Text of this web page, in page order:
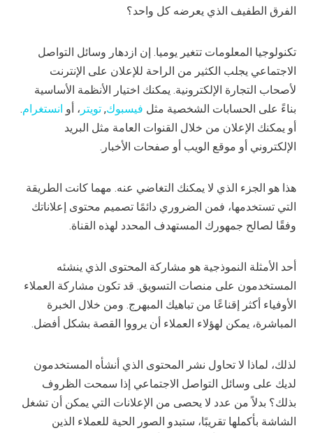
الفرق الطفيف الذي يعرضه كل واحد؟
تكنولوجيا المعلومات تتغير يوميا. إن ازدهار وسائل التواصل
الاجتماعي يجلب الكثير من الراحة للإعلان على الإنترنت
لأصحاب التجارة الإلكترونية. يمكنك اختيار الأنظمة الأساسية
بناءً على الحسابات الشخصية مثل فيسبوك, تويتر ، أو انستغرام.
أو يمكنك الإعلان من خلال القنوات العامة مثل البريد
الإلكتروني أو موقع الويب أو صفحات الأخبار.
هذا هو الجزء الذي لا يمكنك التغاضي عنه. مهما كانت الطريقة
التي تستخدمها، فمن الضروري دائمًا تصميم محتوى إعلاناتك
وفقًا لصالح جمهورك المستهدف المحدد لهذه القناة.
أحد الأمثلة النموذجية هو مشاركة المحتوى الذي ينشئه
المستخدمون على منصات التسويق. قد تكون مشاركة العملاء
الأوفياء أكثر إقناعًا من تباهيك المبهرج. ومن خلال الخبرة
المباشرة، يمكن لهؤلاء العملاء أن يرووا القصة بشكل أفضل.
لذلك، لماذا لا تحاول نشر المحتوى الذي أنشأه المستخدمون
لديك على وسائل التواصل الاجتماعي إذا سمحت الظروف
بذلك؟ بدلاً من عدد لا يحصى من الإعلانات التي يمكن أن تشغل
الشاشة بأكملها تقريبًا، ستبدو الصور الحية للعملاء الذين